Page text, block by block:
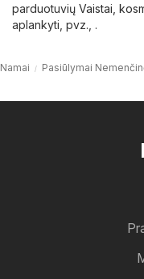
parduotuvių Vaistai,
aplankyti, pvz., .
Namai Pasiūlymai